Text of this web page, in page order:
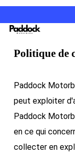
Passer
au
principalPolitique de
Paddock
peut exploiter
Paddock
en ce qui
collecter en